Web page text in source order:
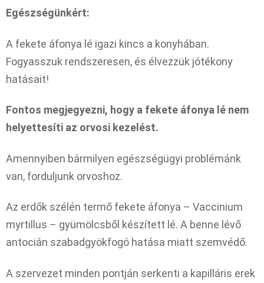
Egészségünkért:
A fekete áfonya lé igazi kincs a konyhában.
Fogyasszuk rendszeresen, és élvezzük jótékony
hatásait!
Fontos megjegyezni, hogy a fekete áfonya lé nem
helyettesíti az orvosi kezelést.
Amennyiben bármilyen egészségügyi problémánk
van, forduljunk orvoshoz.
Az erdők szélén termő fekete áfonya – Vaccinium
myrtillus – gyümölcsből készített lé. A benne lévő
antocián szabadgyökfogó hatása miatt szemvédő.
A szervezet minden pontján serkenti a kapilláris erek